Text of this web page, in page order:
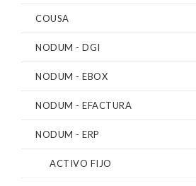
COUSA
NODUM - DGI
NODUM - EBOX
NODUM - EFACTURA
NODUM - ERP
ACTIVO FIJO